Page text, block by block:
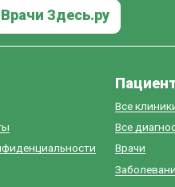
Здесь.ру
Все
Все
Врачи